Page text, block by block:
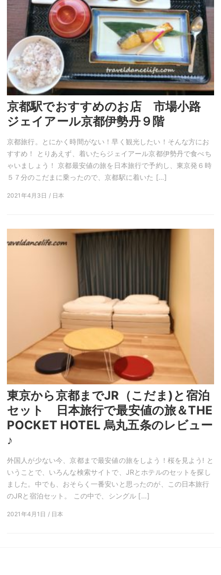
京都駅でおすすめのお店 市場小路
ジェイアール京都伊勢丹９階
京都旅行。とにかく時間がない！早く観光したい！そんな方にお
すすめ！ とりあえず、着いたらジェイアール京都伊勢丹で食べち
ゃいましょう！ 京都最安値の旅を日本旅行で予約し、東京発６時
５７分のこだまに乗ったので、京都駅に着いた […]
2021年4月3日 / 日本
東京から京都までJR（こだま)と宿泊
セット 日本旅行で最安値の旅＆THE
POCKET HOTEL 烏丸五条のレビュー
♪
外国人が少ない今、京都まで最安値の旅をしよう！桜を見よう! と
いうことで、いろんな検索サイトで、JRとホテルのセットを探し
ました。中でも、おそらく一番安いと思ったのが、この日本旅行
のJRと宿泊セット。 この中で、シングル […]
2021年4月1日 / 日本